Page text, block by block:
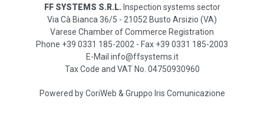
FF SYSTEMS S.R.L. Inspection systems sector
Via Cà Bianca 36/5 - 21052 Busto Arsizio (VA)
Varese Chamber of Commerce Registration
Phone +39 0331 185-2002 - Fax +39 0331 185-2003
E-Mail info@ffsystems.it
Tax Code and VAT No. 04750930960
Powered byCoriWeb & Gruppo Iris Comunicazione